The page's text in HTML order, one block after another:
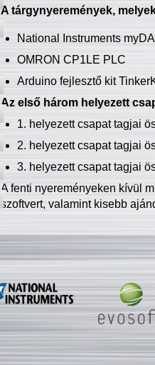
A tárgynyeremények,
National Instruments
OMRON CP1LE PLC
Arduino fejlesztő kit
Az első három helyezett
1. helyezett csapat tagjai
2. helyezett csapat tagjai
3. helyezett csapat tagjai
A fenti nyereményeken kívül
szoftvert, valamint kisebb